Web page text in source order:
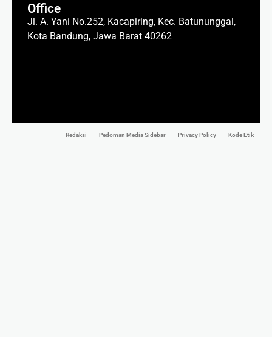
Office
Jl. A. Yani No.252, Kacapiring, Kec. Batununggal,
Kota Bandung, Jawa Barat 40262
Redaksi Pedoman Media Sidebar Privacy Policy Kode Etik